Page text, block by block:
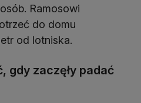
Ramosowi
do domu
od lotniska.
gdy zaczęły padać